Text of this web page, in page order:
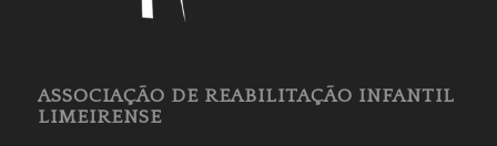
ASSOCIAÇÃO DE REABILITAÇÃO INFANTIL
LIMEIRENSE